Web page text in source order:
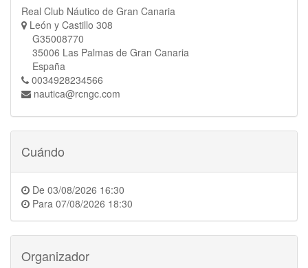
Real Club Náutico de Gran Canaria
León y Castillo 308
G35008770
35006 Las Palmas de Gran Canaria
España
0034928234566
nautica@rcngc.com
Cuándo
De 03/08/2026 16:30
Para 07/08/2026 18:30
Organizador